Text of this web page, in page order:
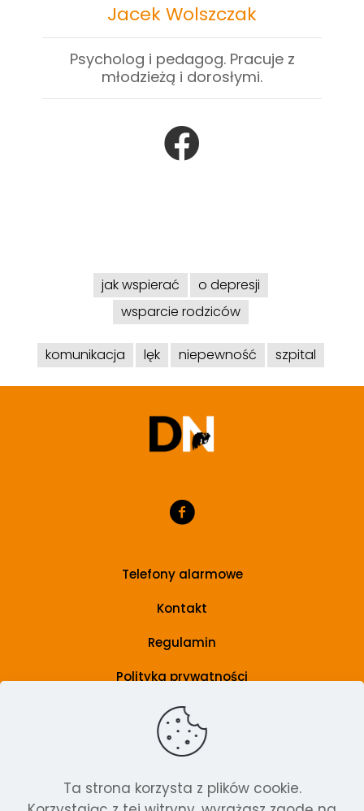
Jacek Wolszczak
Psycholog i pedagog. Pracuje z
młodzieżą i dorosłymi.
jak wspierać
o depresji
wsparcie rodziców
komunikacja lęk niepewność szpital
Telefony alarmowe
Kontakt
Regulamin
Polityka prywatności
Grupa wsparcia
Ta strona korzysta z plików cookie.